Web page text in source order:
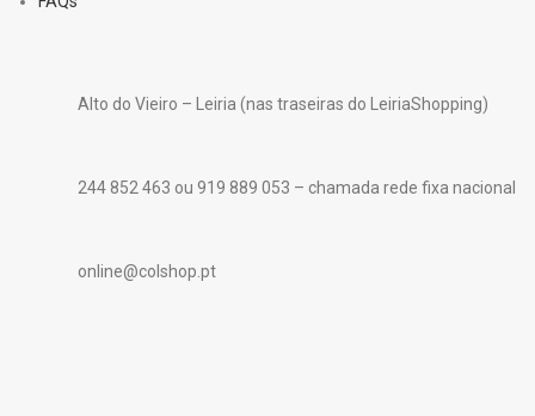
Alto do Vieiro – Leiria (nas traseiras do LeiriaShopping)
244 852 463 ou 919 889 053 – chamada rede fixa nacional
online@colshop.pt